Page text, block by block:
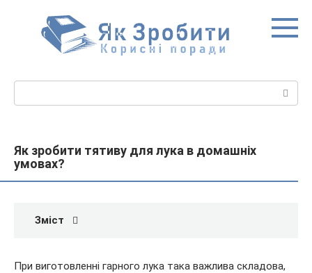
Як зробити тятиву для лука в домашніх
умовах?
Зміст
При виготовленні гарного лука така важлива складова,